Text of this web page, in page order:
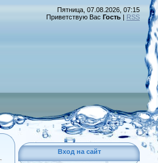
Пятница, 07.08.2026, 07:15
Приветствую Вас Гость | RSS
Вход на сайт